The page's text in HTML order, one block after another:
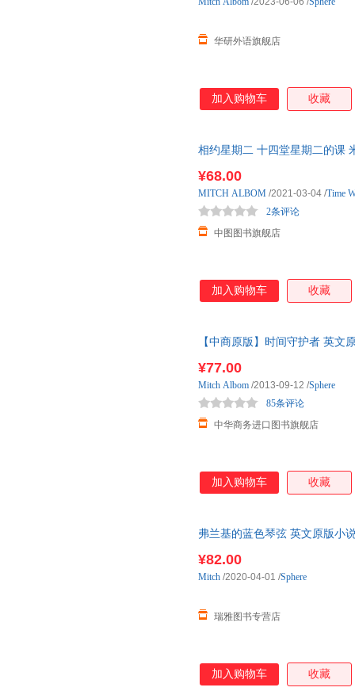
华研外语旗舰店
加入购物车 收藏
相约星期二 十四堂星期二的课
¥68.00
中图图书旗舰店
2条评论
MITCH ALBOM /2021-03-04 /Time
加入购物车 收藏
【中商原版】时间守护者 英文
¥77.00
中华商务进口图书旗舰店
85条评论
Mitch Albom /2013-09-12 /Sphere
加入购物车 收藏
弗兰基的蓝色琴弦 英文原版小
¥82.00
瑞雅图书专营店
Mitch /2020-04-01 /Sphere
加入购物车 收藏